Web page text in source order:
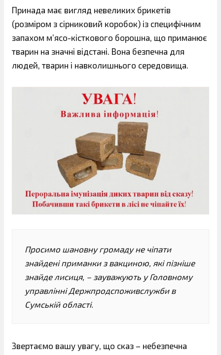
Принада має вигляд невеликих брикетів
(розміром з сірниковий коробок) із специфічним
запахом м’ясо-кісткового борошна, що приманює
тварин на значні відстані. Вона безпечна для
людей, тварин і навколишнього середовища.
Просимо шановну громаду не чіпати
знайдені приманки з вакциною, які пізніше
знайде лисиця, – зауважують у Головному
управлінні Держпродспоживслужби в
Сумській області.
Звертаємо вашу увагу, що сказ – небезпечна